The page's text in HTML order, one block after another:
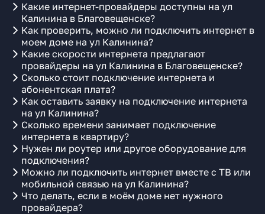
Какие интернет-провайдеры доступны на ул
Калинина в Благовещенске?
Как проверить, можно ли подключить интернет в
моем доме на ул Калинина?
Какие скорости интернета предлагают
провайдеры на ул Калинина в Благовещенске?
Сколько стоит подключение интернета и
абонентская плата?
Как оставить заявку на подключение интернета
на ул Калинина?
Сколько времени занимает подключение
интернета в квартиру?
Нужен ли роутер или другое оборудование для
подключения?
Можно ли подключить интернет вместе с ТВ или
мобильной связью на ул Калинина?
Что делать, если в моём доме нет нужного
провайдера?